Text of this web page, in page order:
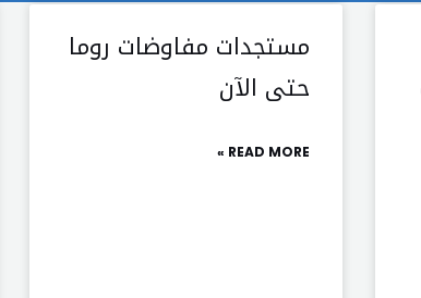
مستجدات مفاوضات روما
حتى الآن
READ MORE »